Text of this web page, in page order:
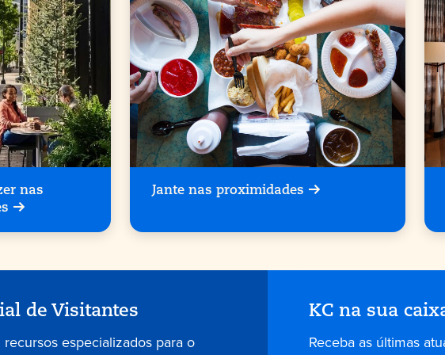
nas
Jante nas proximidades
de Visitantes
especializados para o
KC na sua
Receba as últimas